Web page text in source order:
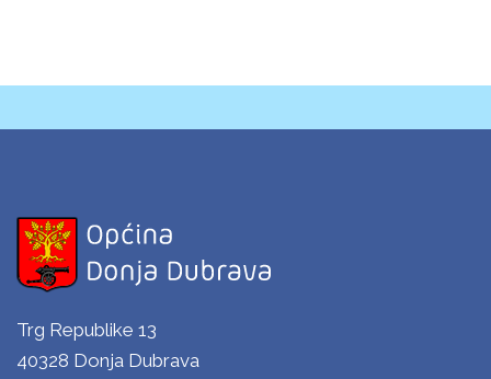
Trg Republike 13
40328 Donja Dubrava